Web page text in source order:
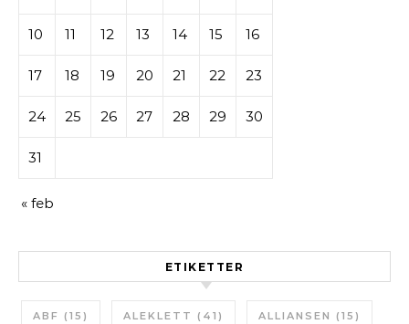
10 11 12 13 14 15 16
17 18 19 20 21 22 23
24 25 26 27 28 29 30
31
« feb
ETIKETTER
ABF (15) ALEKLETT (41) ALLIANSEN (15)